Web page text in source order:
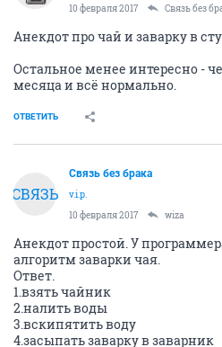
10 февраля 2017
Связь без
Анекдот про чай и заварку в
Остальное менее интересно -
месяца и всё нормально.
ОТВЕТИТЬ
СВЯЗЬ
Связь без брака
v.i.p.
10 февраля 2017
wiza
Анекдот простой. У
алгоритм заварки чая.
Ответ.
1.взять чайник
2.налить воды
3.вскипятить воду
4.засыпать заварку в заварник